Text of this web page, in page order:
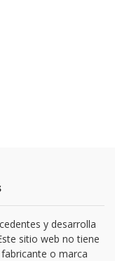
y desarrolla
sitio web no tiene
o marca